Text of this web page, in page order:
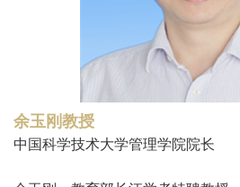
余玉刚教授
中国科学技术大学管理学院院长